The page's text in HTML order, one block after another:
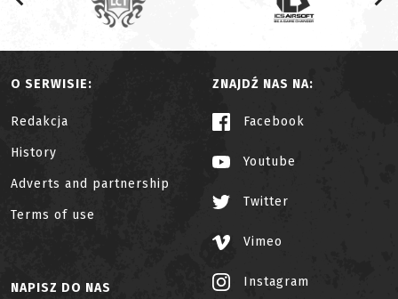
O SERWISIE:
Redakcja
History
Adverts and partnership
Terms of use
ZNAJDŹ NAS NA:
Facebook
Youtube
Twitter
Vimeo
Instagram
NAPISZ DO NAS